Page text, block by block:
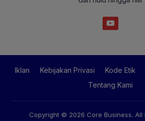
Iklan Kebijakan Privasi Kode Etik
Tentang Kami
Copyright © 2026 Core Business. All